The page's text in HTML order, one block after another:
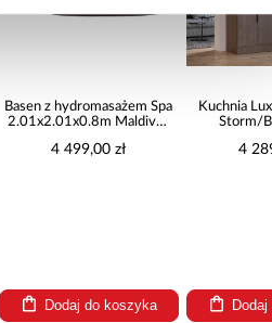
Spa
Maldives
koszyka
Kuchnia Luxeo 260 Baltic
Storm/Beige Set 3
Dodaj do koszyka